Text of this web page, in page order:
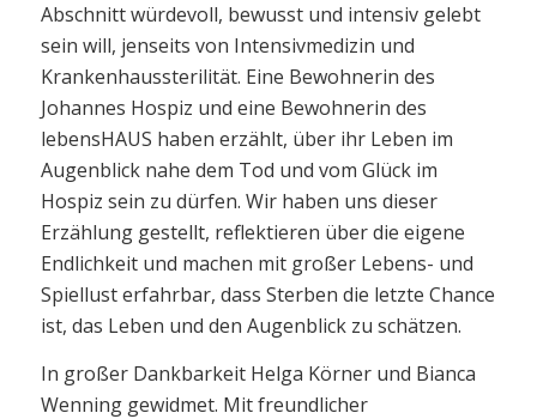
Abschnitt würdevoll, bewusst und intensiv gelebt
sein will, jenseits von Intensivmedizin und
Krankenhaussterilität. Eine Bewohnerin des
Johannes Hospiz und eine Bewohnerin des
lebensHAUS haben erzählt, über ihr Leben im
Augenblick nahe dem Tod und vom Glück im
Hospiz sein zu dürfen. Wir haben uns dieser
Erzählung gestellt, reflektieren über die eigene
Endlichkeit und machen mit großer Lebens- und
Spiellust erfahrbar, dass Sterben die letzte Chance
ist, das Leben und den Augenblick zu schätzen.
In großer Dankbarkeit Helga Körner und Bianca
Wenning gewidmet. Mit freundlicher